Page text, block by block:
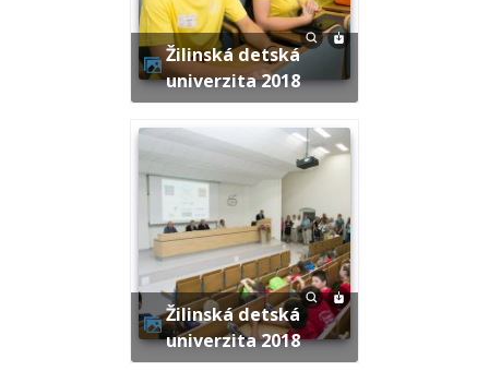
Žilinská detská
univerzita 2018
Žilinská detská
univerzita 2018